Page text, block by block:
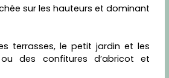
sur les hauteurs et dominant
terrasses, le petit jardin et les
des confitures d’abricot et